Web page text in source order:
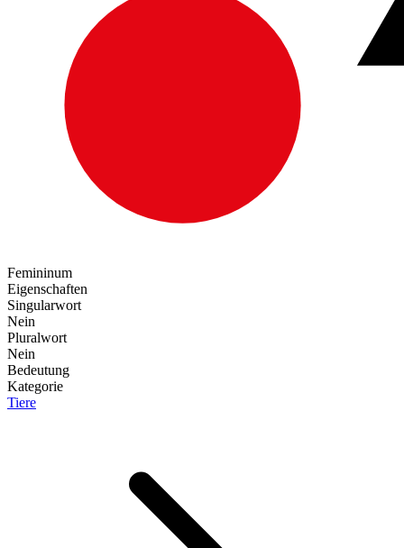
Femininum
Eigenschaften
Singularwort
Nein
Pluralwort
Nein
Bedeutung
Kategorie
Tiere